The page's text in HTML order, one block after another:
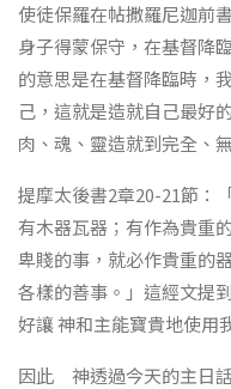
使徒保羅在帖撒羅尼迦前
身子得蒙保守，在基督降
的意思是在基督降臨時，
己，這就是造就自己最好
肉、魂、靈造就到完全、
提摩太後書2章20-21節：
有木器瓦器；有作為貴重
卑賤的事，就必作貴重的
各樣的善事。」這經文提
好讓 神和主能寶貴地使用
因此 神透過今天的主日